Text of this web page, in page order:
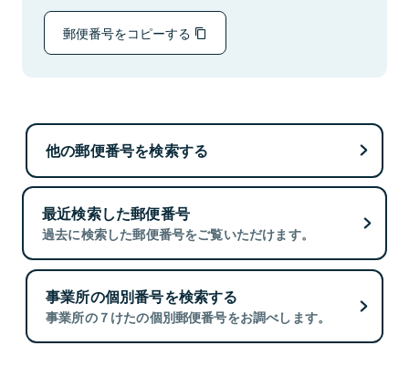
郵便番号をコピーする
他の郵便番号を検索する
最近検索した郵便番号
過去に検索した郵便番号をご覧いただけます。
事業所の個別番号を検索する
事業所の７けたの個別郵便番号をお調べします。